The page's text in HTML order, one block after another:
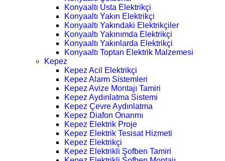
Konyaaltı Usta Elektrikçi
Konyaaltı Yakın Elektrikçi
Konyaaltı Yakındaki Elektrikçiler
Konyaaltı Yakınımda Elektrikçi
Konyaaltı Yakınlarda Elektrikçi
Konyaaltı Toptan Elektrik Malzemesi
Kepez
Kepez Acil Elektrikçi
Kepez Alarm Sistemleri
Kepez Avize Montajı Tamiri
Kepez Aydınlatma Sistemi
Kepez Çevre Aydınlatma
Kepez Diafon Onarımı
Kepez Elektrik Proje
Kepez Elektrik Tesisat Hizmeti
Kepez Elektrikçi
Kepez Elektrikli Şofben Tamiri